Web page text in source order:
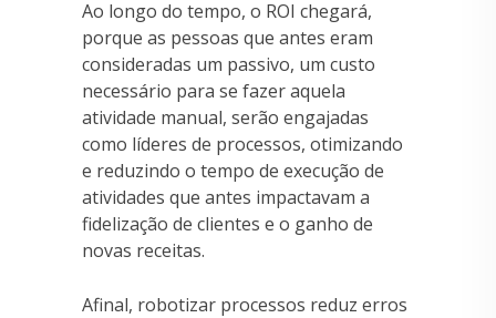
Ao longo do tempo, o ROI chegará,
porque as pessoas que antes eram
consideradas um passivo, um custo
necessário para se fazer aquela
atividade manual, serão engajadas
como líderes de processos, otimizando
e reduzindo o tempo de execução de
atividades que antes impactavam a
fidelização de clientes e o ganho de
novas receitas.
Afinal, robotizar processos reduz erros